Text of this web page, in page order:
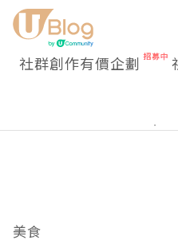
社群創作有價企劃
美食